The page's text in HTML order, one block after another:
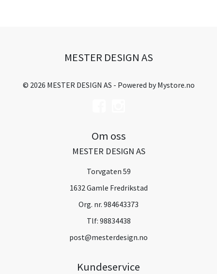
MESTER DESIGN AS
© 2026 MESTER DESIGN AS - Powered byMystore.no
Om oss
MESTER DESIGN AS
Torvgaten 59
1632 Gamle Fredrikstad
Org. nr. 984643373
Tlf: 98834438
post@mesterdesign.no
Kundeservice